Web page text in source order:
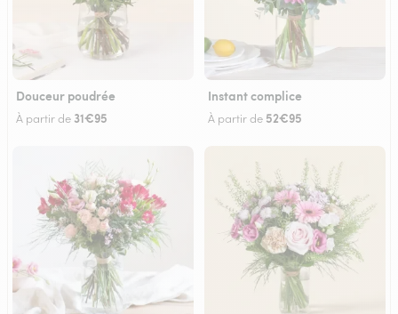
Douceur poudrée
À partir de 31€95
Instant complice
À partir de 52€95